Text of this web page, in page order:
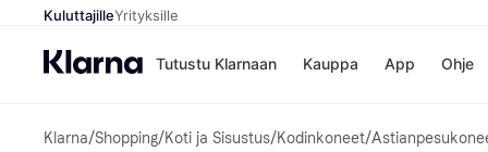
KuluttajilleYrityksille
Tutustu Klarnaan Kauppa
Kaupat
App Ohje
Klarna/Shopping/Koti ja Sisustus/Kodinkoneet/